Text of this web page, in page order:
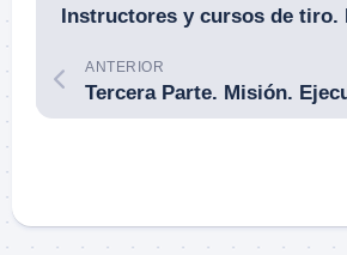
ANTERIOR